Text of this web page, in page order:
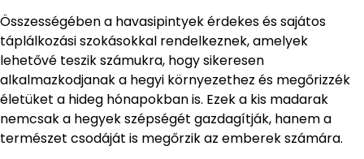
Összességében a havasipintyek érdekes és sajátos
táplálkozási szokásokkal rendelkeznek, amelyek
lehetővé teszik számukra, hogy sikeresen
alkalmazkodjanak a hegyi környezethez és megőrizzék
életüket a hideg hónapokban is. Ezek a kis madarak
nemcsak a hegyek szépségét gazdagítják, hanem a
természet csodáját is megőrzik az emberek számára.